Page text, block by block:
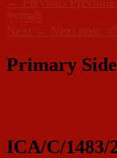
মূখ্যমন্ত্রী
Next → Next post:
Primary
ICA/C/1483/